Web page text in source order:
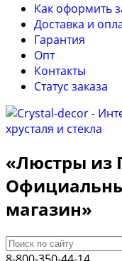
Как оформить
Доставка и
Гарантия
Опт
Контакты
Cтатус заказа
«Люстры из
магазин»